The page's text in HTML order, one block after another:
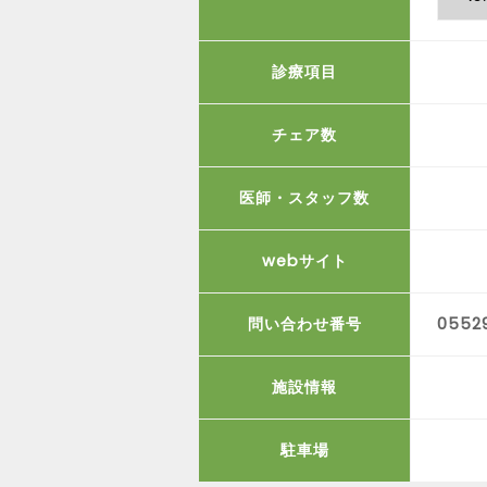
診療項目
チェア数
医師・スタッフ数
webサイト
問い合わせ番号
施設情報
駐車場